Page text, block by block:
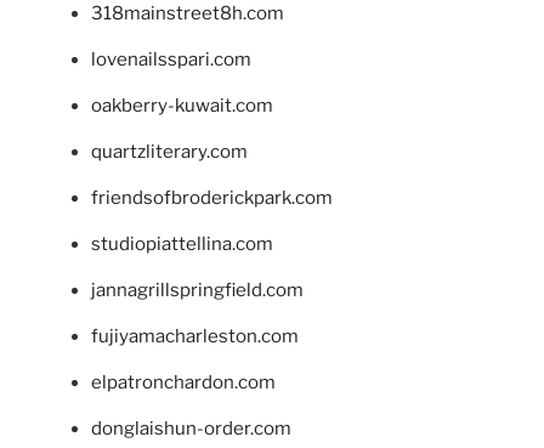
318mainstreet8h.com
lovenailsspari.com
oakberry-kuwait.com
quartzliterary.com
friendsofbroderickpark.com
studiopiattellina.com
jannagrillspringfield.com
fujiyamacharleston.com
elpatronchardon.com
donglaishun-order.com